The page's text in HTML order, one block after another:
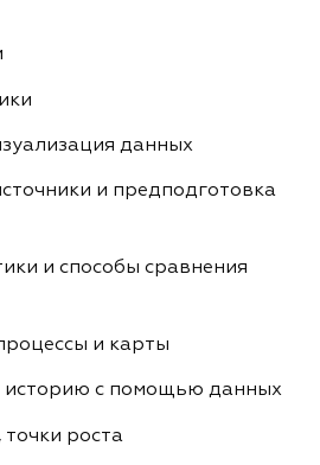
данных
и предподготовка
и способы сравнения
и карты
историю с помощью данных
точки роста